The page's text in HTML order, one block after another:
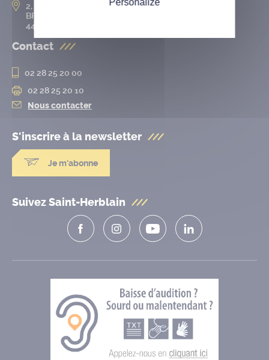
2, rue de l’Hôtel-de-Ville
BP 50167
44802 Saint-Herblain cedex
Contact
02 28 25 20 00
02 28 25 20 10
Nous contacter
S'inscrire à la newsletter
Je m'abonne
Suivez Saint-Herblain
Personalize